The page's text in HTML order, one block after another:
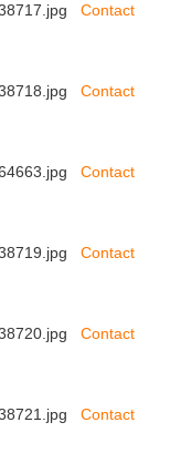
Contact
Contact
Contact
Contact
Contact
Contact